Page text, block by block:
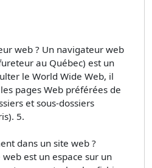
web ? Un navigateur web
au Québec) est un
le World Wide Web, il
pages Web préférées de
et sous-dossiers
5.
dans un site web ?
web est un espace sur un